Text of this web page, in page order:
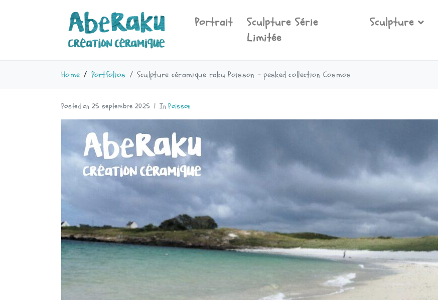
Portrait
Sculpture Série
Limitée
Sculpture
Home Portfolios Sculpture céramique raku Poisson - pesked collection Cosmos
Posted on 25 septembre 2025 InPoisson